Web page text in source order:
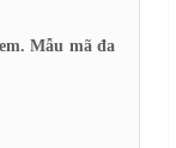
Mẫu mã đa